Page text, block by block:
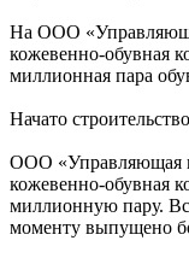
На ООО
кожевенно-обувная
миллионная пара
Начато
ООО «Управляющая
кожевенно-обувная
миллионную пару.
моменту выпущено